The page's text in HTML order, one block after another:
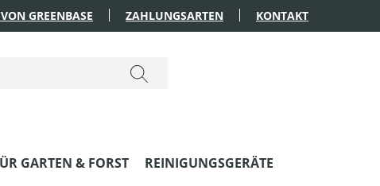
GREENBASE ZAHLUNGSARTEN KONTAKT
GARTEN & FORST REINIGUNGSGERÄTE